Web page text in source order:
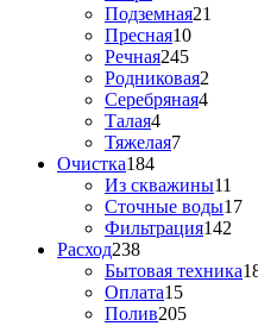
Подземная21
Пресная10
Речная245
Родниковая2
Серебряная4
Талая4
Тяжелая7
Очистка184
Из скважины11
Сточные воды17
Фильтрация142
Расход238
Бытовая техника
Оплата15
Полив205